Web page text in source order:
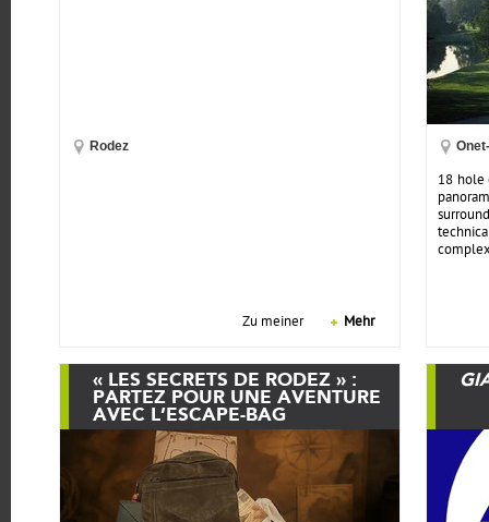
Rodez
Zu meiner Mehr
18 hole
« LES SECRETS DE RODEZ » :
PARTEZ POUR UNE AVENTURE
AVEC L’ESCAPE-BAG